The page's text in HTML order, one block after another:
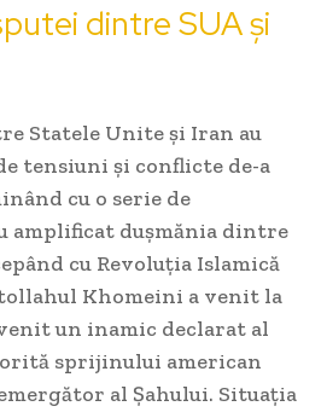
dintre SUA și
Statele Unite și Iran au
tensiuni și conflicte de-a
cu o serie de
amplificat dușmănia dintre
cu Revoluția Islamică
Khomeini a venit la
un inamic declarat al
sprijinului american
al Șahului. Situația